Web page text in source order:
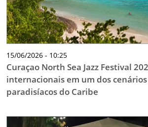
15/06/2026 - 10:25
Curaçao North Sea Jazz Festival
internacionais em um dos
paradisíacos do Caribe